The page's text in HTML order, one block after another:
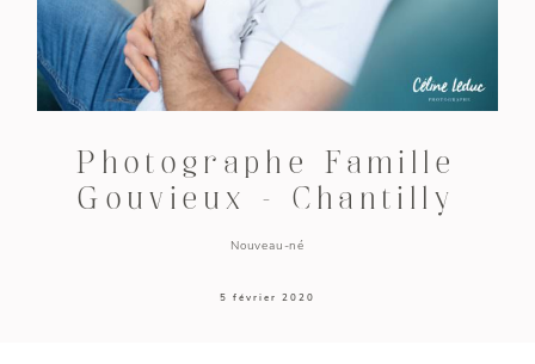
Photographe Famille
Gouvieux – Chantilly
Nouveau-né
5 février 2020